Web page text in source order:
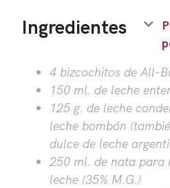
Ingredientes
4 bizcochitos de All-
150 ml. de leche
125 g. de leche
leche bombón
dulce de leche
250 ml. de nata para
leche (35% M.G.)